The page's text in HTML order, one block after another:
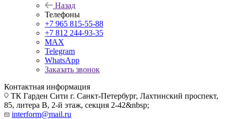
Назад
Телефоны
+7 965 815-55-88
+7 812 244-93-35
MAX
Telegram
WhatsApp
Заказать звонок
Контактная информация
ТК Гарден Сити г. Санкт-Петербург, Лахтинский проспект,
85, литера В, 2-й этаж, секция 2-42&nbsp;
interform@mail.ru